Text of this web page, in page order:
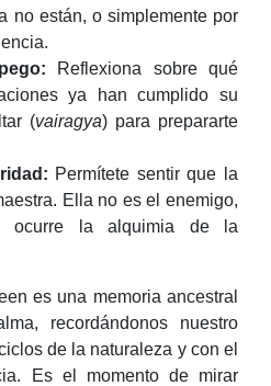
no están, o simplemente por
Reflexiona sobre qué
ya han cumplido su
(vairagya) para prepararte
Permítete sentir que la
Ella no es el enemigo,
ocurre la alquimia de la
es una memoria ancestral
recordándonos nuestro
de la naturaleza y con el
Es el momento de mirar